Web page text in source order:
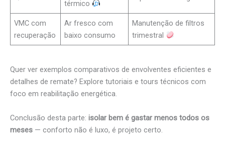
térmico
VMC com
recuperação
Ar fresco com
baixo consumo
Manutenção de filtros
trimestral
Quer ver exemplos comparativos de envolventes eficientes e
detalhes de remate? Explore tutoriais e tours técnicos com
foco em reabilitação energética.
Conclusão desta parte: isolar bem é gastar menos todos os
meses — conforto não é luxo, é projeto certo.